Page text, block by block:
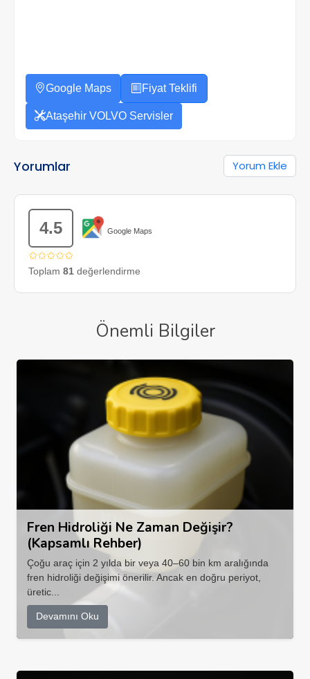
Google Maps Fiyat Teklifi
Ataşehir VOLVO Servisler
Yorumlar Yorum Ekle
4.5 Google Maps
✩✩✩✩✩
Toplam 81 değerlendirme
Önemli Bilgiler
Fren Hidroliği Ne Zaman Değişir?
(Kapsamlı Rehber)
Çoğu araç için 2 yılda bir veya 40–60 bin km aralığında
fren hidroliği değişimi önerilir. Ancak en doğru periyot,
üretic...
Devamını Oku